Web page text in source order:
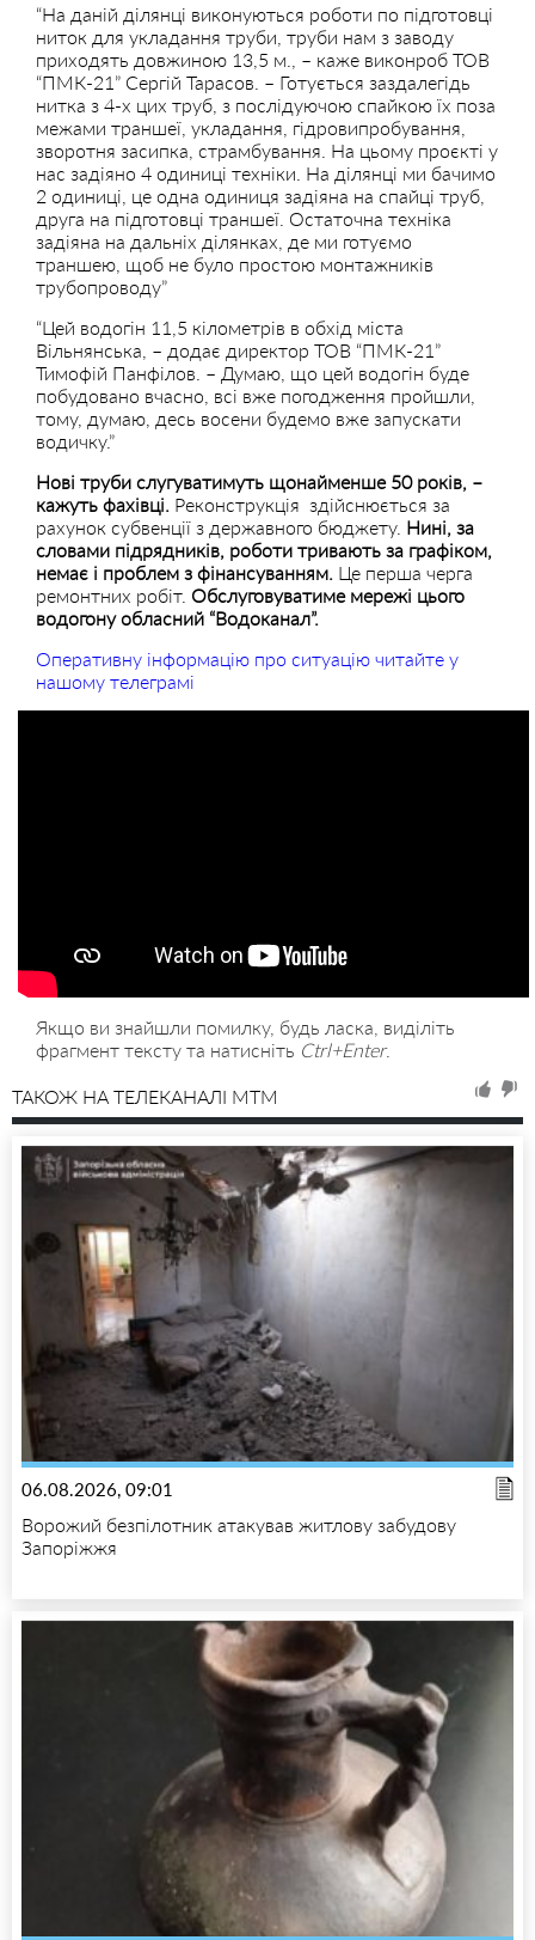
“На даній ділянці виконуються роботи по підготовці
ниток для укладання труби, труби нам з заводу
приходять довжиною 13,5 м., – каже виконроб ТОВ
“ПМК-21” Сергій Тарасов. – Готується заздалегідь
нитка з 4-х цих труб, з послідуючою спайкою їх поза
межами траншеї, укладання, гідровипробування,
зворотня засипка, страмбування. На цьому проєкті у
нас задіяно 4 одиниці техніки. На ділянці ми бачимо
2 одиниці, це одна одиниця задіяна на спайці труб,
друга на підготовці траншеї. Остаточна техніка
задіяна на дальніх ділянках, де ми готуємо
траншею, щоб не було простою монтажників
трубопроводу”
“Цей водогін 11,5 кілометрів в обхід міста
Вільнянська, – додає директор ТОВ “ПМК-21”
Тимофій Панфілов. – Думаю, що цей водогін буде
побудовано вчасно, всі вже погодження пройшли,
тому, думаю, десь восени будемо вже запускати
водичку.”
Нові труби слугуватимуть щонайменше 50 років, –
кажуть фахівці. Реконструкція здійснюється за
рахунок субвенції з державного бюджету. Нині, за
словами підрядників, роботи тривають за графіком,
немає і проблем з фінансуванням. Це перша черга
ремонтних робіт. Обслуговуватиме мережі цього
водогону обласний “Водоканал”.
Оперативну інформацію про ситуацію читайте у
нашому телеграмі
Якщо ви знайшли помилку, будь ласка, виділіть
фрагмент тексту та натисніть Ctrl+Enter.
ТАКОЖ НА ТЕЛЕКАНАЛІ MTM
06.08.2026, 09:01
Ворожий безпілотник атакував житлову забудову
Запоріжжя